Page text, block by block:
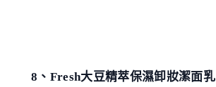
8、Fresh大豆精萃保濕卸妝潔面乳